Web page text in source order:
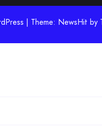
| Theme: NewsHit by